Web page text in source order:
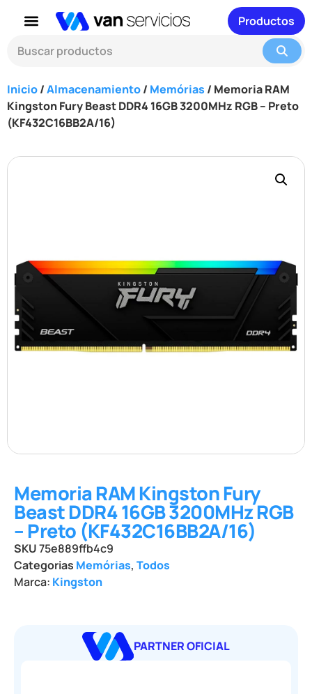
Productos
Inicio/Almacenamiento/ Memórias / Memoria RAM
Kingston Fury Beast DDR4 16GB 3200MHz RGB – Preto
(KF432C16BB2A/16)
Memoria RAM Kingston Fury
Beast DDR4 16GB 3200MHz RGB
– Preto (KF432C16BB2A/16)
SKU75e889ffb4c9
Categorias Memórias, Todos
Marca: Kingston
PARTNER OFICIAL